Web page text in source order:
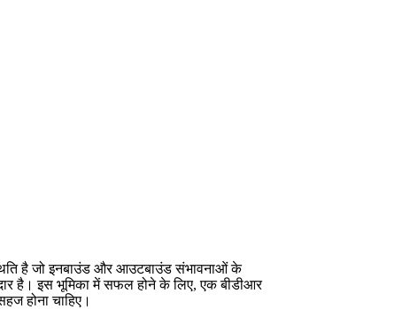
है जो इनबाउंड और आउटबाउंड संभावनाओं के
है। इस भूमिका में सफल होने के लिए, एक बीडीआर
होना चाहिए।